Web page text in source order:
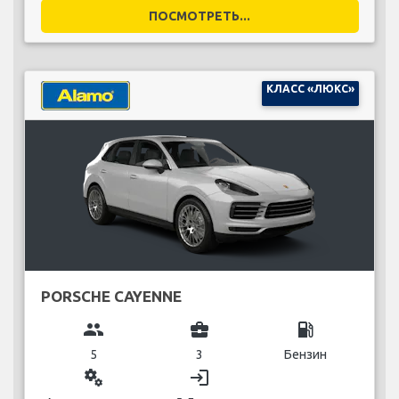
ПОСМОТРЕТЬ...
КЛАСС «ЛЮКС»
PORSCHE CAYENNE
group
5
business_center
3
local_gas_station
Бензин
miscellaneous_services login